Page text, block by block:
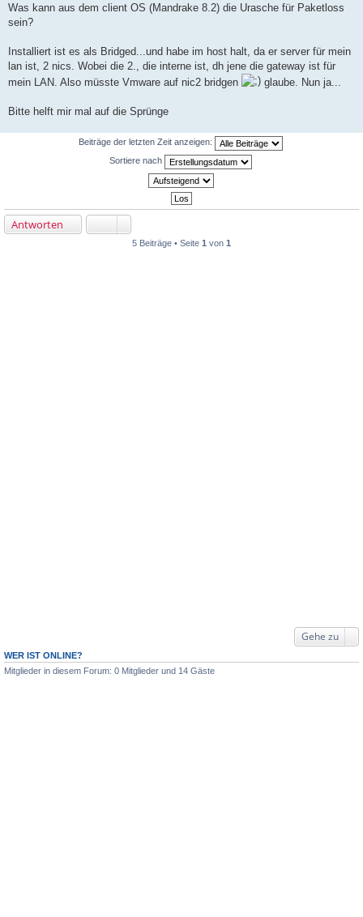
Was kann aus dem client OS (Mandrake 8.2) die Urasche für Paketloss
sein?
Installiert ist es als Bridged...und habe im host halt, da er server für mein
lan ist, 2 nics. Wobei die 2., die interne ist, dh jene die gateway ist für
mein LAN. Also müsste Vmware auf nic2 bridgen
glaube. Nun ja...
Bitte helft mir mal auf die Sprünge
Beiträge der letzten Zeit anzeigen:
Sortiere nach
Antworten
5 Beiträge • Seite 1 von 1
Gehe zu
WER IST ONLINE?
Mitglieder in diesem Forum: 0 Mitglieder und 14 Gäste